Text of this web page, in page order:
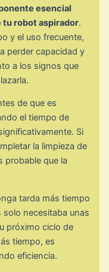
esencial
tu robot aspirador.
y el uso frecuente,
perder capacidad y
a los signos que
de que es
el tiempo de
Si
la limpieza de
probable que la
tarda más tiempo
necesitaba unas
próximo ciclo de
tiempo, es
eficiencia.